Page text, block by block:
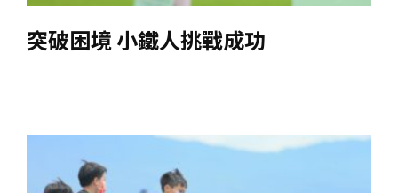
突破困境 小鐵人挑戰成功